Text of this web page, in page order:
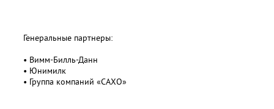
Генеральные партнеры:
• Вимм-Билль-Данн
• Юнимилк
• Группа компаний «САХО»